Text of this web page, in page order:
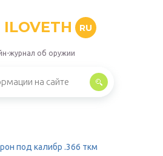
ILOVETH RU
журнал об оружии
под калибр .366 ткм